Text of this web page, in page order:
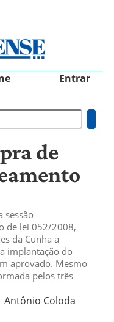
Entrar
de
sessão
de lei 052/2008,
da Cunha a
implantação do
aprovado. Mesmo
pelos três
Antônio Coloda